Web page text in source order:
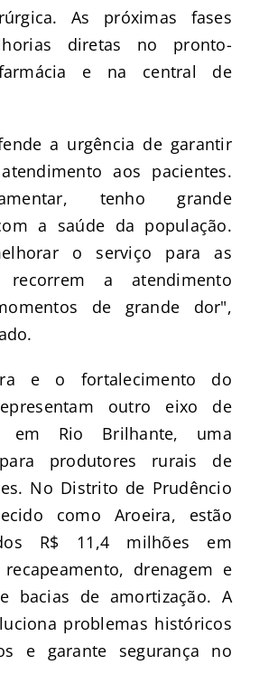
As próximas fases
diretas no pronto-
e na central de
a urgência de garantir
aos pacientes.
tenho grande
a saúde da população.
o serviço para as
recorrem a atendimento
de grande dor",
e o fortalecimento do
outro eixo de
em Rio Brilhante, uma
produtores rurais de
No Distrito de Prudêncio
como Aroeira, estão
R$ 11,4 milhões em
recapeamento, drenagem e
bacias de amortização. A
problemas históricos
e garante segurança no